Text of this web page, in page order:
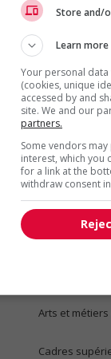
Arts et
Cadres
Store and/
Learn more
Your personal
(cookies, unique
accessed by and
site. We and our
partners.
Some vendors
interest, which you
for a link at the
withdraw consent